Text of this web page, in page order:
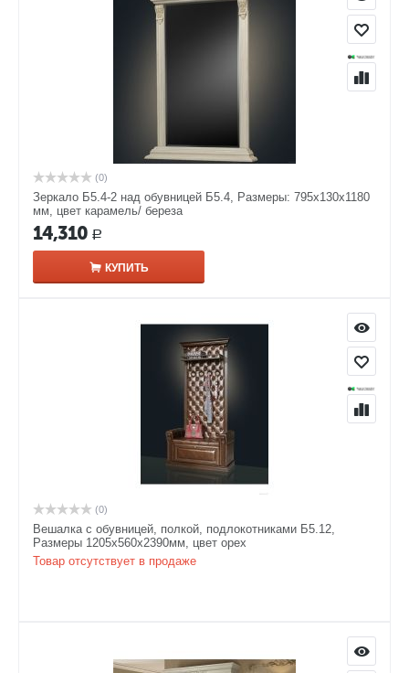
(0)
Зеркало Б5.4-2 над обувницей Б5.4, Размеры: 795х130х1180
мм, цвет карамель/ береза
14,310 Р
КУПИТЬ
(0)
Вешалка с обувницей, полкой, подлокотниками Б5.12,
Размеры 1205х560х2390мм, цвет орех
Товар отсутствует в продаже